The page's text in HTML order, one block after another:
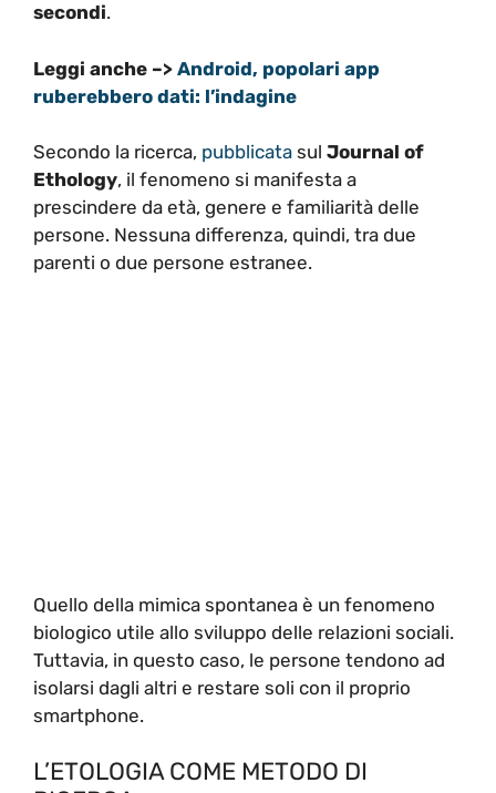
secondi.
Leggi anche –> Android, popolari app
ruberebbero dati: l’indagine
Secondo la ricerca, pubblicata sul Journal of
Ethology, il fenomeno si manifesta a
prescindere da età, genere e familiarità delle
persone. Nessuna differenza, quindi, tra due
parenti o due persone estranee.
Quello della mimica spontanea è un fenomeno
biologico utile allo sviluppo delle relazioni sociali.
Tuttavia, in questo caso, le persone tendono ad
isolarsi dagli altri e restare soli con il proprio
smartphone.
L’ETOLOGIA COME METODO DI